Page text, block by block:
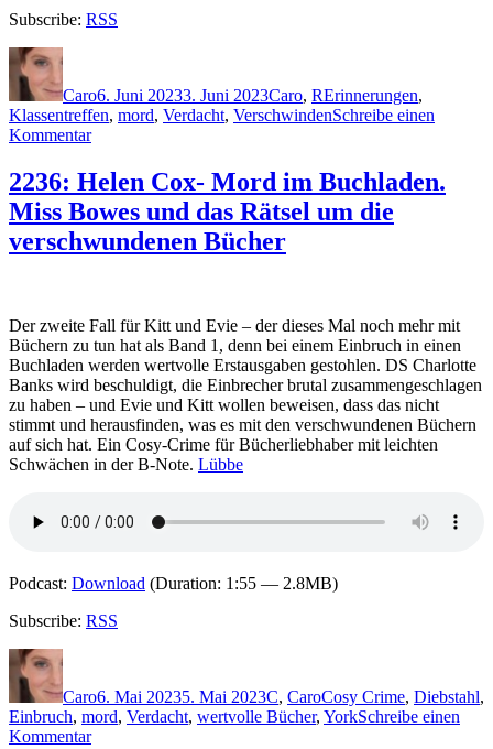
Subscribe: RSS
Autor
Caro6. Juni 20233. Juni 2023Caro, RErinnerungen,
Klassentreffen, mord, Verdacht, VerschwindenSchreibe einen
Kommentarzu
Max
Reiter
–
Erinnere
dich!
2236: Helen Cox- Mord im Buchladen.
Miss Bowes und das Rätsel um die
verschwundenen Bücher
Der zweite Fall für Kitt und Evie – der dieses Mal noch mehr mit
Büchern zu tun hat als Band 1, denn bei einem Einbruch in einen
Buchladen werden wertvolle Erstausgaben gestohlen. DS Charlotte
Banks wird beschuldigt, die Einbrecher brutal zusammengeschlagen
zu haben – und Evie und Kitt wollen beweisen, dass das nicht
stimmt und herausfinden, was es mit den verschwundenen Büchern
auf sich hat. Ein Cosy-Crime für Bücherliebhaber mit leichten
Schwächen in der B-Note. Lübbe
Podcast: Download (Duration: 1:55 — 2.8MB)
Subscribe: RSS
Autor
Caro6. Mai 20235. Mai 2023C, CaroCosy Crime, Diebstahl,
Einbruch, mord, Verdacht, wertvolle Bücher, YorkSchreibe einen
Kommentarzu